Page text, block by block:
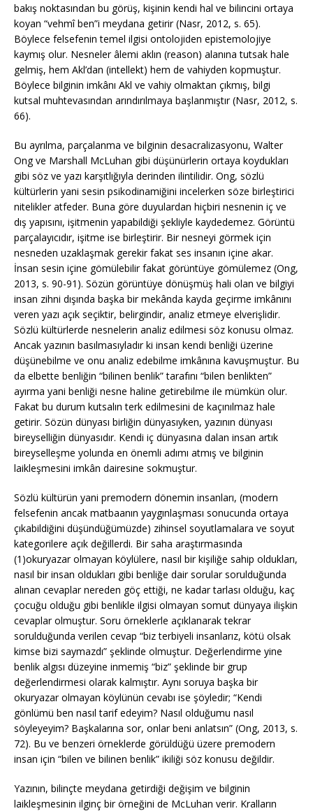
bakış noktasından bu görüş, kişinin kendi hal ve bilincini ortaya
koyan “vehmî ben”i meydana getirir (Nasr, 2012, s. 65).
Böylece felsefenin temel ilgisi ontolojiden epistemolojiye
kaymış olur. Nesneler âlemi aklın (reason) alanına tutsak hale
gelmiş, hem Akl’dan (intellekt) hem de vahiyden kopmuştur.
Böylece bilginin imkânı Akl ve vahiy olmaktan çıkmış, bilgi
kutsal muhtevasından arındırılmaya başlanmıştır (Nasr, 2012, s.
66).
Bu ayrılma, parçalanma ve bilginin desacralizasyonu, Walter
Ong ve Marshall McLuhan gibi düşünürlerin ortaya koydukları
gibi söz ve yazı karşıtlığıyla derinden ilintilidir. Ong, sözlü
kültürlerin yani sesin psikodinamiğini incelerken söze birleştirici
nitelikler atfeder. Buna göre duyulardan hiçbiri nesnenin iç ve
dış yapısını, işitmenin yapabildiği şekliyle kaydedemez. Görüntü
parçalayıcıdır, işitme ise birleştirir. Bir nesneyi görmek için
nesneden uzaklaşmak gerekir fakat ses insanın içine akar.
İnsan sesin içine gömülebilir fakat görüntüye gömülemez (Ong,
2013, s. 90-91). Sözün görüntüye dönüşmüş hali olan ve bilgiyi
insan zihni dışında başka bir mekânda kayda geçirme imkânını
veren yazı açık seçiktir, belirgindir, analiz etmeye elverişlidir.
Sözlü kültürlerde nesnelerin analiz edilmesi söz konusu olmaz.
Ancak yazının basılmasıyladır ki insan kendi benliği üzerine
düşünebilme ve onu analiz edebilme imkânına kavuşmuştur. Bu
da elbette benliğin “bilinen benlik” tarafını “bilen benlikten”
ayırma yani benliği nesne haline getirebilme ile mümkün olur.
Fakat bu durum kutsalın terk edilmesini de kaçınılmaz hale
getirir. Sözün dünyası birliğin dünyasıyken, yazının dünyası
bireyselliğin dünyasıdır. Kendi iç dünyasına dalan insan artık
bireyselleşme yolunda en önemli adımı atmış ve bilginin
laikleşmesini imkân dairesine sokmuştur.
Sözlü kültürün yani premodern dönemin insanları, (modern
felsefenin ancak matbaanın yaygınlaşması sonucunda ortaya
çıkabildiğini düşündüğümüzde) zihinsel soyutlamalara ve soyut
kategorilere açık değillerdi. Bir saha araştırmasında
(1)okuryazar olmayan köylülere, nasıl bir kişiliğe sahip oldukları,
nasıl bir insan oldukları gibi benliğe dair sorular sorulduğunda
alınan cevaplar nereden göç ettiği, ne kadar tarlası olduğu, kaç
çocuğu olduğu gibi benlikle ilgisi olmayan somut dünyaya ilişkin
cevaplar olmuştur. Soru örneklerle açıklanarak tekrar
sorulduğunda verilen cevap “biz terbiyeli insanlarız, kötü olsak
kimse bizi saymazdı” şeklinde olmuştur. Değerlendirme yine
benlik algısı düzeyine inmemiş “biz” şeklinde bir grup
değerlendirmesi olarak kalmıştır. Aynı soruya başka bir
okuryazar olmayan köylünün cevabı ise şöyledir; “Kendi
gönlümü ben nasıl tarif edeyim? Nasıl olduğumu nasıl
söyleyeyim? Başkalarına sor, onlar beni anlatsın” (Ong, 2013, s.
72). Bu ve benzeri örneklerde görüldüğü üzere premodern
insan için “bilen ve bilinen benlik” ikiliği söz konusu değildir.
Yazının, bilinçte meydana getirdiği değişim ve bilginin
laikleşmesinin ilginç bir örneğini de McLuhan verir. Kralların